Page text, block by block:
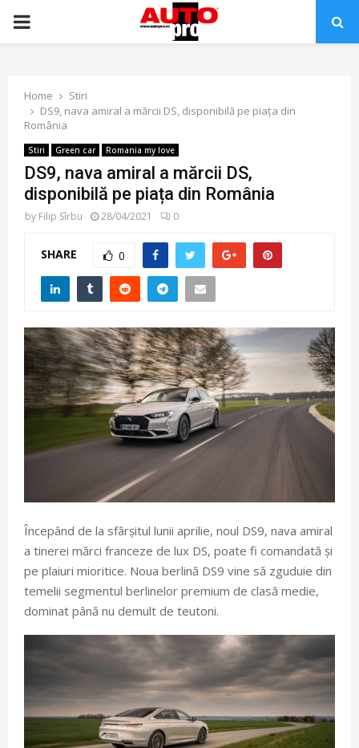
PRIMARY
Home
Stiri
DS9, nava amiral a mărcii DS, disponibilă pe piața din
România
Stiri Green car Romania my love
DS9, nava amiral a mărcii DS,
disponibilă pe piața din România
by Filip Sîrbu 28/04/2021 0
SHARE 0
Începând de la sfârșitul lunii aprilie, noul DS9, nava amiral
a tinerei mărci franceze de lux DS, poate fi comandată și
pe plaiuri mioritice. Noua berlină DS9 vine să zguduie din
temelii segmentul berlinelor premium de clasă medie,
dominat până nu demult de teutoni.